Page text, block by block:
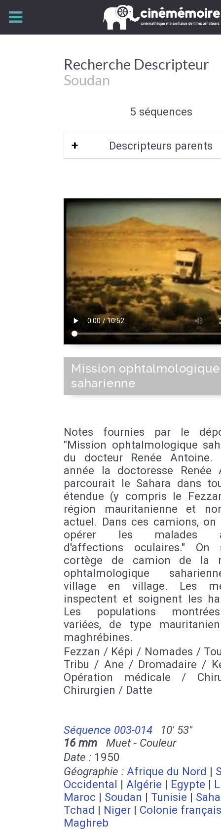
Recherche Descripteur
Soudan
5 séquences
Descripteurs parents
Mission ophtalmologique
saharienne
Notes fournies par le
"Mission ophtalmologique
du docteur Renée Antoine.
année la doctoresse Renée
parcourait le Sahara dans
étendue (y compris le
région mauritanienne et
actuel. Dans ces camions, on
opérer les malades
d'affections oculaires."
cortège de camion de la
ophtalmologique
village en village. Les
inspectent et soignent les
Les populations
variées, de type
maghrébines.
Fezzan / Képi / Nomades /
Tribu / Ane / Dromadaire /
Opération médicale /
Chirurgien / Datte
Séquence 003-014
10' 53''
16 mm Muet - Couleur
Date : 1950
Géographie : Afrique du Nord |
Occidental | Algérie | Egypte |
Maroc | Soudan | Tunisie |
Tchad | Niger | Colonie
Maghreb